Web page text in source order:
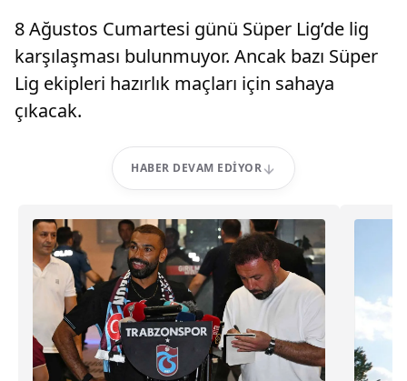
8 Ağustos Cumartesi günü Süper Lig’de lig
karşılaşması bulunmuyor. Ancak bazı Süper
Lig ekipleri hazırlık maçları için sahaya
çıkacak.
HABER DEVAM EDIYOR